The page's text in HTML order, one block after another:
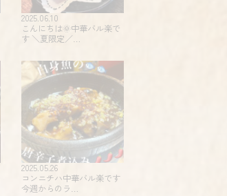
2025.06.10
こんにちは🌞中華バル楽で
す️ ＼夏限定️／…
2025.05.26
コンニチハ️️中華バル楽です
今週からのラ…